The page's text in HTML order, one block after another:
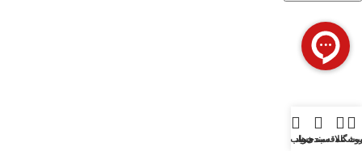
علاقه‌مندی‌ها
سبد خرید
حساب من